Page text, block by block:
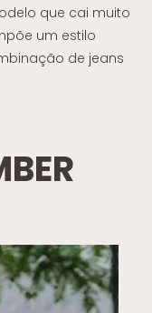
que cai muito
um estilo
de jeans